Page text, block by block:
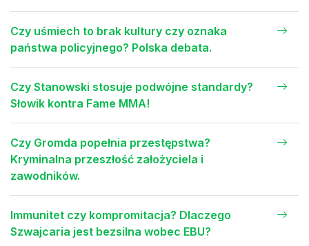
Czy uśmiech to brak kultury czy oznaka
państwa policyjnego? Polska debata.
Czy Stanowski stosuje podwójne standardy?
Słowik kontra Fame MMA!
Czy Gromda popełnia przestępstwa?
Kryminalna przeszłość założyciela i
zawodników.
Immunitet czy kompromitacja? Dlaczego
Szwajcaria jest bezsilna wobec EBU?